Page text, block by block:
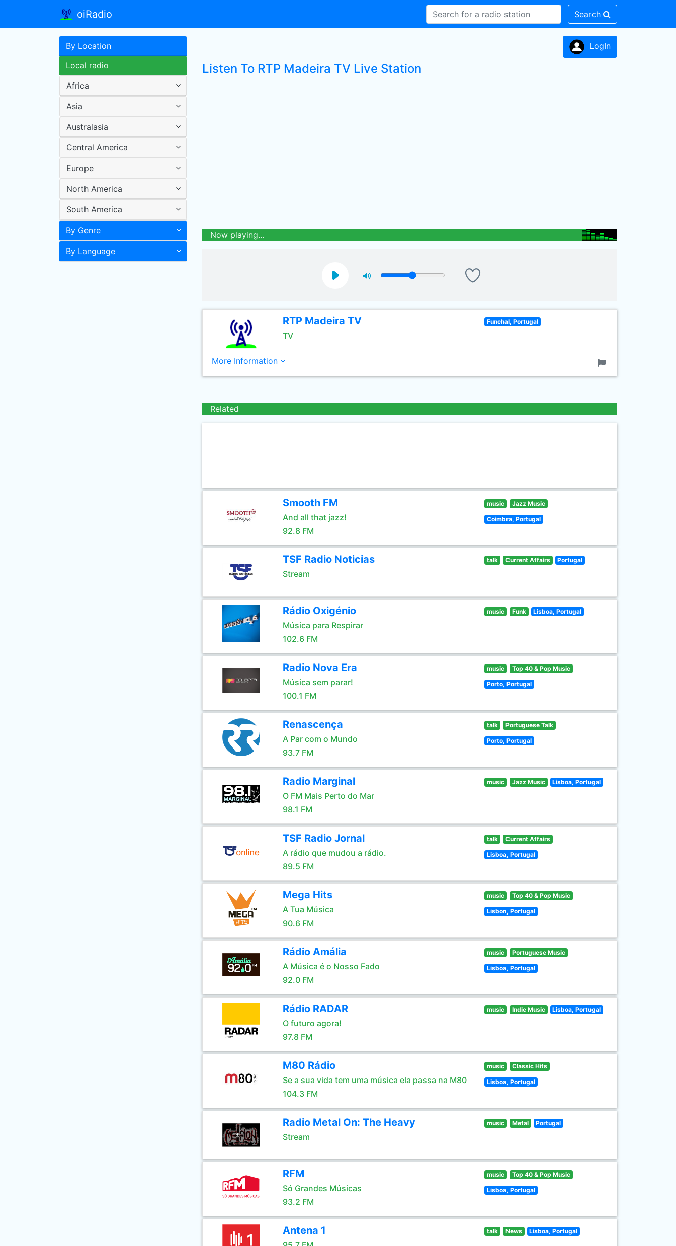
oiRadio Search
By Location
Local radio
Africa
Asia
Australasia
Central America
Europe
North America
South America
By Genre
By Language
LogIn
Listen To RTP Madeira TV Live Station
Now playing...
RTP Madeira TV
TV
Funchal, Portugal
More Information
Related
Smooth FM
And all that jazz!
92.8 FM
music Jazz Music
Coimbra, Portugal
TSF Radio Noticias
Stream
talk Current Affairs Portugal
Rádio Oxigénio
Música para Respirar
102.6 FM
music Funk Lisboa, Portugal
Radio Nova Era
Música sem parar!
100.1 FM
music Top 40 & Pop Music
Porto, Portugal
Renascença
A Par com o Mundo
93.7 FM
talk Portuguese Talk
Porto, Portugal
Radio Marginal
O FM Mais Perto do Mar
98.1 FM
music Jazz Music Lisboa, Portugal
TSF Radio Jornal
A rádio que mudou a rádio.
89.5 FM
talk Current Affairs
Lisboa, Portugal
Mega Hits
A Tua Música
90.6 FM
music Top 40 & Pop Music
Lisbon, Portugal
Rádio Amália
A Música é o Nosso Fado
92.0 FM
music Portuguese Music
Lisboa, Portugal
Rádio RADAR
O futuro agora!
97.8 FM
music Indie Music Lisboa, Portugal
M80 Rádio
Se a sua vida tem uma música ela passa na M80
104.3 FM
music Classic Hits
Lisboa, Portugal
Radio Metal On: The Heavy
Stream
music Metal Portugal
RFM
Só Grandes Músicas
93.2 FM
music Top 40 & Pop Music
Lisboa, Portugal
Antena 1 talk News Lisboa, Portugal